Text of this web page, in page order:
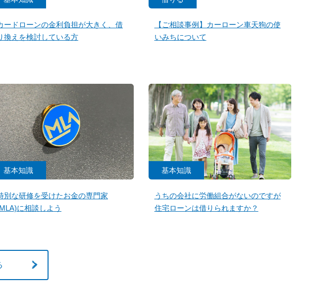
ードローンの金利負担が大きく、借
換えを検討している方
【ご相談事例】カーローン車天狗の使
いみちについて
基本知識
別な研修を受けたお金の専門家
に相談しよう
基本知識
うちの会社に労働組合がないのですが
住宅ローンは借りられますか？